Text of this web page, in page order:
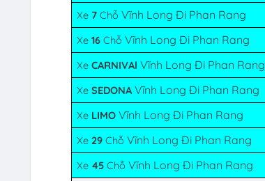
Xe 7Chỗ Vĩnh Long Đi Phan Rang
Xe 16Chỗ Vĩnh Long Đi Phan Rang
Xe CARNIVAl Vĩnh Long Đi Phan Rang
Xe SEDONA Vĩnh Long Đi Phan Rang
Xe LIMO Vĩnh Long Đi Phan Rang
Xe 29Chỗ Vĩnh Long Đi Phan Rang
Xe 45Chỗ Vĩnh Long Đi Phan Rang